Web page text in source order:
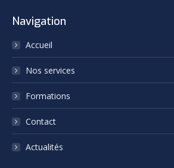
opens
in
new
window
opens
new
window
Navigation
Accueil
Nos services
Formations
Contact
Actualités